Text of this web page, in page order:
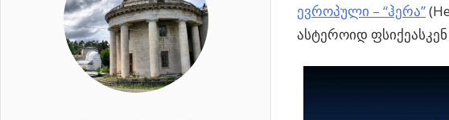
ევროპული – “ჰერა”
ასტეროიდ ფსიქეასკენ